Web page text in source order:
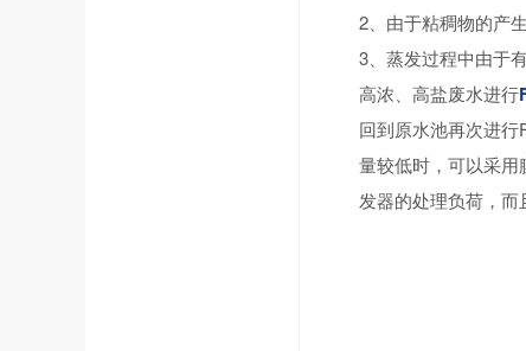
2、由于粘稠物的产
3、蒸发过程中由于
高浓、高盐废水进行
回到原水池再次进
量较低时，可以采
发器的处理负荷，而